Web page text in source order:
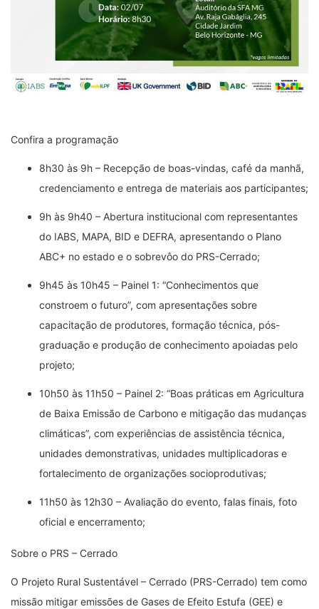
Confira a programação
8h30 às 9h – Recepção de boas-vindas, café da manhã,
credenciamento e entrega de materiais aos participantes;
9h às 9h40 – Abertura institucional com representantes
do IABS, MAPA, BID e DEFRA, apresentando o Plano
ABC+ no estado e o sobrevôo do PRS-Cerrado;
9h45 às 10h45 – Painel 1: “Conhecimentos que
constroem o futuro”, com apresentações sobre
capacitação de produtores, formação técnica, pós-
graduação e produção de conhecimento apoiadas pelo
projeto;
10h50 às 11h50 – Painel 2: “Boas práticas em Agricultura
de Baixa Emissão de Carbono e mitigação das mudanças
climáticas”, com experiências de assistência técnica,
unidades demonstrativas, unidades multiplicadoras e
fortalecimento de organizações socioprodutivas;
11h50 às 12h30 – Avaliação do evento, falas finais, foto
oficial e encerramento;
Sobre o PRS – Cerrado
O Projeto Rural Sustentável – Cerrado (PRS-Cerrado) tem como
missão mitigar emissões de Gases de Efeito Estufa (GEE) e